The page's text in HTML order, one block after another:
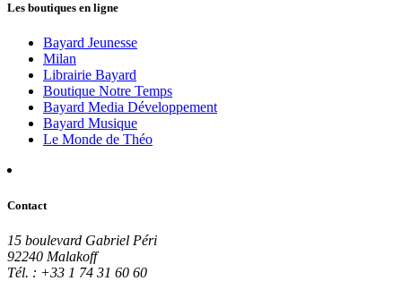
Les boutiques en ligne
Bayard Jeunesse
Milan
Librairie Bayard
Boutique Notre Temps
Bayard Media Développement
Bayard Musique
Le Monde de Théo
Contact
15 boulevard Gabriel Péri
92240 Malakoff
Tél. : +33 1 74 31 60 60